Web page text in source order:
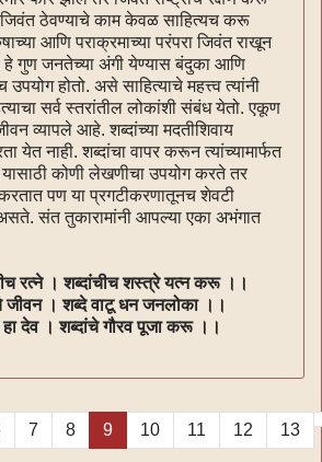
ठेवण्याचे काम केवळ साहित्यच करू
आणि पराक्रमाच्या परंपरा जिवंत राखून
हे गुण जनतेच्या अंगी येण्यास बंदुका आणि
उपयोग होतो. असे साहित्याचे महत्त्व त्यांनी
सर्व स्तरांतील लोकांशी संबंध येतो. एकूण
व्यापले आहे. शब्दांच्या मदतीशिवाय
येत नाही. शब्दांचा वापर करून त्यांच्यामार्फत
यासाठी कोणी लेखणीचा उपयोग करते तर
पण या प्रगटीकरणातूनच शेवटी
असते. संत तुकारामांनी आपल्या एका अभंगात
रत्ने । शब्दांचीच शस्त्रे यत्न करू ।।
जीवन । शब्दे वाटू धन जनलोका ।।
हा देव । शब्दांचे गौरव पूजा करू ।।
7 8 9 10 11 12 13